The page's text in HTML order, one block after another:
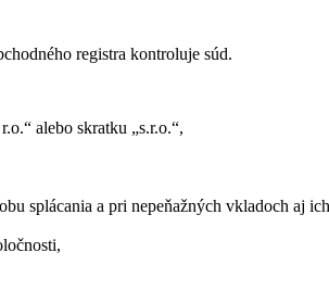
registra kontroluje súd.
alebo skratku „s.r.o.“,
splácania a pri nepeňažných vkladoch aj